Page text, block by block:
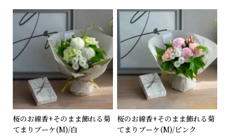
桜のお線香+そのまま飾れる菊
てまりブーケ(M)/白
桜のお線香+そのまま飾れる菊
てまりブーケ(M)/ピンク